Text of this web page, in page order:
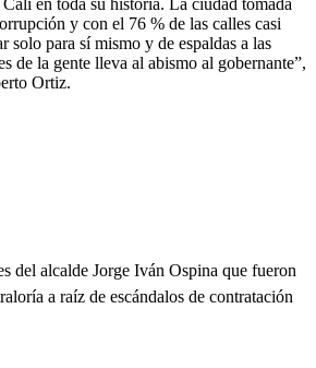
y con el 76 % de las calles casi
solo para sí mismo y de espaldas a las
de la gente lleva al abismo al gobernante”,
Ortiz.
del alcalde Jorge Iván Ospina que fueron
a raíz de escándalos de contratación